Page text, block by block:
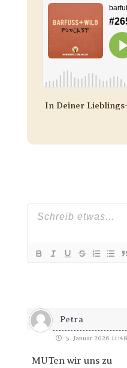
In Deiner
Petra
5. Januar 2026
MUTen wir uns zu